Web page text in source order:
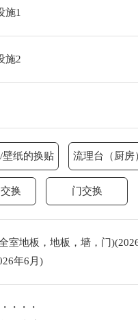
施1
施2
壁纸的换贴 流理台（厨房
换 门交换
室地板，地板，墙，门
年6月)
・・